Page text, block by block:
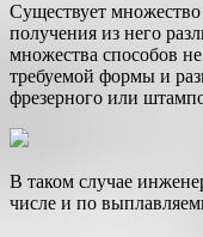
Существует
получения из него
множества способов
требуемой формы и
фрезерного или
В таком случае
числе и по